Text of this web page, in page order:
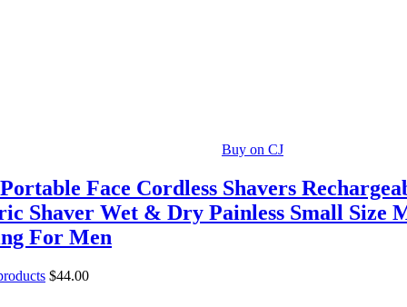
Buy on CJ
Face Cordless Shavers
Shaver Wet & Dry Painless Small Size
For Men
$44.00